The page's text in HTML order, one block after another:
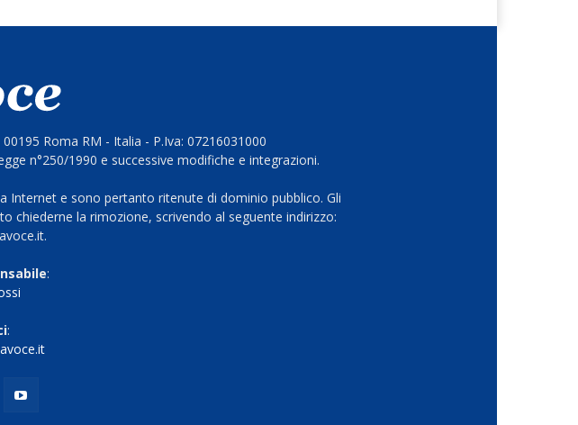
Roma RM - Italia - P.Iva: 07216031000
n°250/1990 e successive modifiche e integrazioni.
e sono pertanto ritenute di dominio pubblico. Gli
la rimozione, scrivendo al seguente indirizzo:
:
: